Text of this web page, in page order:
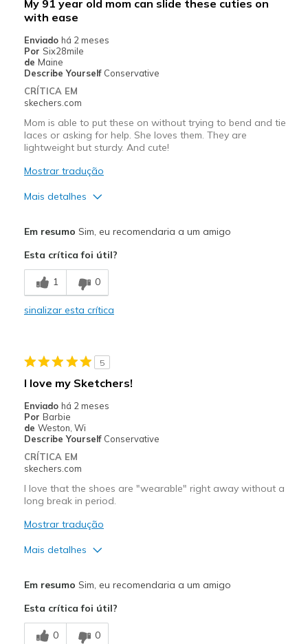
Sizing
My 91 year old mom can slide these cuties on
with ease
Enviado há 2 meses
Por Six28mile
de Maine
Describe Yourself Conservative
CRÍTICA EM
skechers.com
Mom is able to put these on without trying to bend and tie
laces or asking for help. She loves them. They are
lightweight but sturdy. And cute!
Mostrar tradução
Mais detalhes
Breathe Well
Comfortable
Melhores utilizações
Casual Wear
Going Out
Special Occasions
Travel
Width
Sizing
Em resumo Sim, eu recomendaria a um amigo
Esta crítica foi útil?
1 0
sinalizar esta crítica
5
I love my Sketchers!
Enviado há 2 meses
Por Barbie
de Weston, Wi
Describe Yourself Conservative
CRÍTICA EM
skechers.com
I love that the shoes are "wearable" right away without a
long break in period.
Mostrar tradução
Mais detalhes
Comfortable
Em resumo Sim, eu recomendaria a um amigo
Esta crítica foi útil?
0 0